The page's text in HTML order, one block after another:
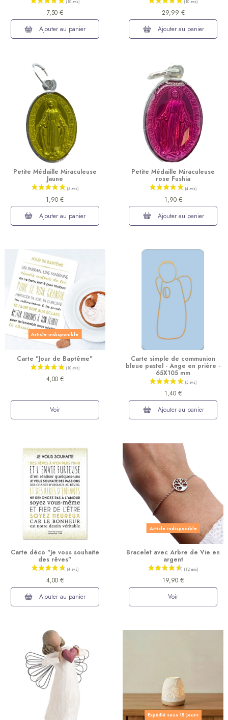
7,50 €
Ajouter au panier
29,99 €
Ajouter au panier
Petite Médaille Miraculeuse
Jaune
1,90 €
Ajouter au panier
Petite Médaille Miraculeuse
rose Fushia
1,90 €
Ajouter au panier
Article indisponible
Carte "Jour de Baptême"
4,00 €
Voir
Carte simple de communion
bleue pastel - Ange en prière -
65X105 mm
1,40 €
Ajouter au panier
Carte déco "Je vous souhaite
des rêves"
4,00 €
Ajouter au panier
Article indisponible
Bracelet avec Arbre de Vie en
argent
19,90 €
Voir
Expédié sous 15 jours